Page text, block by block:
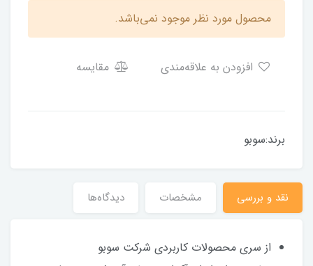
محصول مورد نظر موجود نمی‌باشد.
مقایسه
برند:سوبو
نقد و بررسی مشخصات دیدگاه‌ها
از سری محصولات کاربردی شرکت سوبو